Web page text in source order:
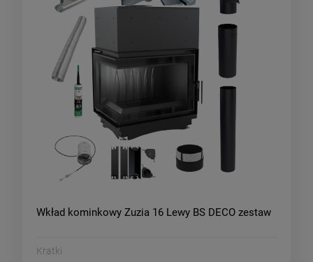
Wkład kominkowy Zuzia 16 Lewy BS DECO zestaw
Kratki